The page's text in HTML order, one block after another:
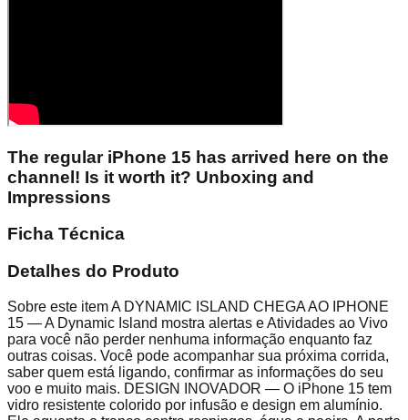
The regular iPhone 15 has arrived here on the
channel! Is it worth it? Unboxing and
Impressions
Ficha Técnica
Detalhes do Produto
Sobre este item A DYNAMIC ISLAND CHEGA AO IPHONE
15 — A Dynamic Island mostra alertas e Atividades ao Vivo
para você não perder nenhuma informação enquanto faz
outras coisas. Você pode acompanhar sua próxima corrida,
saber quem está ligando, confirmar as informações do seu
voo e muito mais. DESIGN INOVADOR — O iPhone 15 tem
vidro resistente colorido por infusão e design em alumínio.